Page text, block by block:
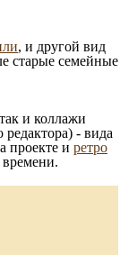
, и другой вид
старые семейные
и коллажи
- вида
проекте и ретро